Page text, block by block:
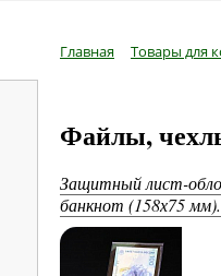
Главная Товары для
Файлы,
Защитный лист-
банкнот (158х75